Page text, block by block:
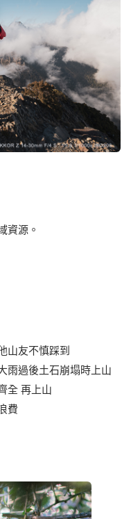
資源。
山友不慎踩到
雨過後土石崩塌時上山
全 再上山
費